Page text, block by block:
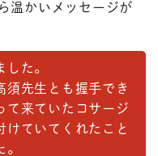
温かいメッセージが
た。
須先生とも握手でき
て来ていたコサージ
けていてくれたこと